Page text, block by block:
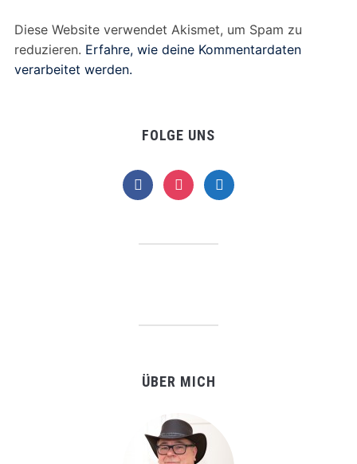
Diese Website verwendet Akismet, um Spam zu
reduzieren. Erfahre, wie deine Kommentardaten
verarbeitet werden.
FOLGE UNS
facebookinstagramtelegram
ÜBER MICH